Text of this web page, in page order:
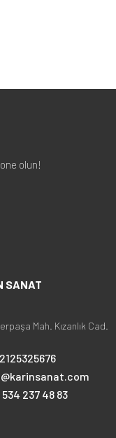
olun!
SANAT
Mah. Kızanlık Cad.
534 237 48 83